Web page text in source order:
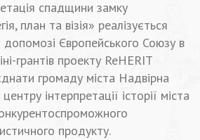
спадщини замку
план та візія» реалізується
допомозі Європейського Союзу в
грантів проекту ReHERIT
громаду міста Надвірна
інтерпретації історії міста
продукту.